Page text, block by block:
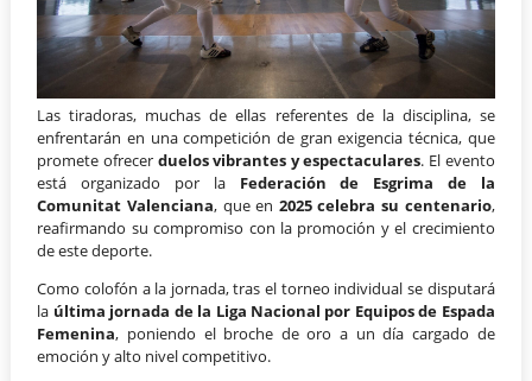
Las tiradoras, muchas de ellas referentes de la disciplina, se
enfrentarán en una competición de gran exigencia técnica, que
promete ofrecer duelos vibrantes y espectaculares. El evento
está organizado por la Federación de Esgrima de la
Comunitat Valenciana, que en 2025 celebra su centenario,
reafirmando su compromiso con la promoción y el crecimiento
de este deporte.
Como colofón a la jornada, tras el torneo individual se disputará
la última jornada de la Liga Nacional por Equipos de Espada
Femenina, poniendo el broche de oro a un día cargado de
emoción y alto nivel competitivo.